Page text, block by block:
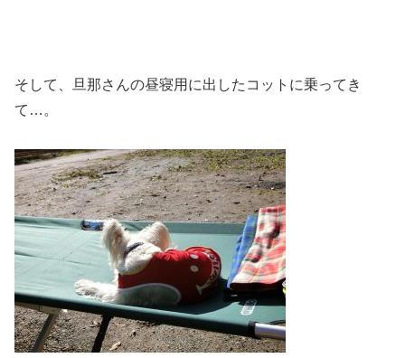
そして、旦那さんの昼寝用に出したコットに乗ってき
て…。